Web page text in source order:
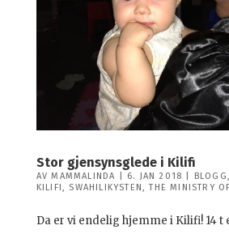
Stor gjensynsglede i Kilifi
AVMAMMALINDA 6. JAN 2018 BLOGG,
KILIFI, SWAHILIKYSTEN,THE MINISTRY
Da er vi endelig hjemme i Kilifi! 14 t